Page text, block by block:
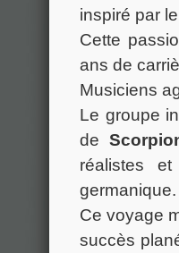
inspiré par
Cette
ans de
Musiciens
Le groupe
de
réalistes
germanique.
Ce voyage
succès